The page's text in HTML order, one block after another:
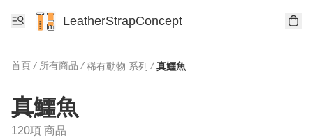
LeatherStrapConcept
首頁 / 所有商品 / 稀有動物 系列 / 真鱷魚
真鱷魚
120項 商品